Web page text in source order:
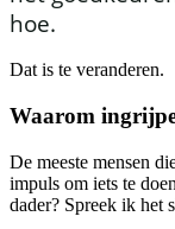
hoe.
Dat is te veranderen.
Waarom
De meeste mensen
impuls om iets te
dader? Spreek ik het